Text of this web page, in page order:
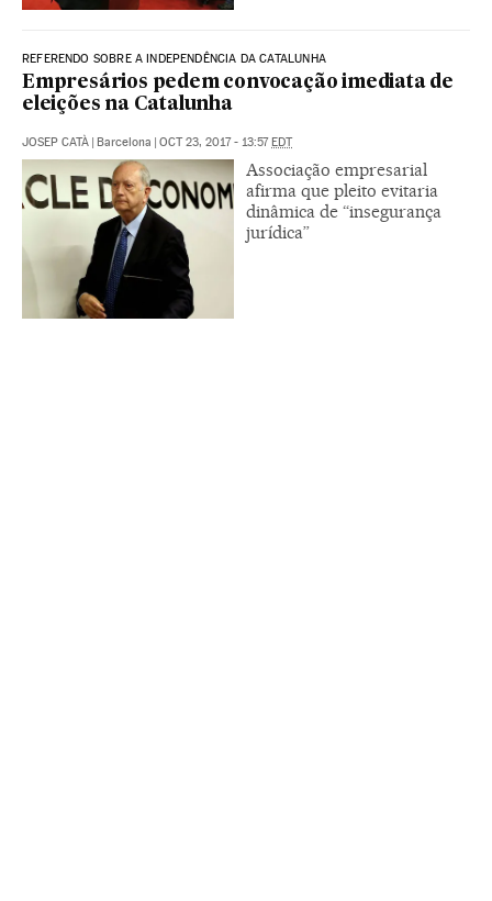
REFERENDO SOBRE A INDEPENDÊNCIA DA CATALUNHA
Empresários pedem convocação imediata de
eleições na Catalunha
JOSEP CATÀ | Barcelona | OCT 23, 2017 - 13:57EDT
Associação empresarial
afirma que pleito evitaria
dinâmica de “insegurança
jurídica”